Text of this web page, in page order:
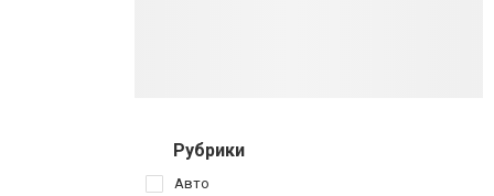
Рубрики
Авто